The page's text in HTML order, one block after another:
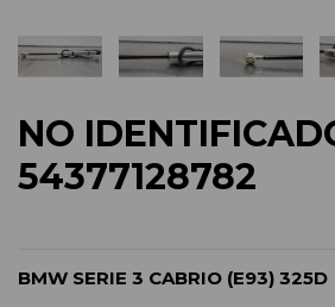
NO
54377128782
BMW SERIE 3 CABRIO (E93) 325D